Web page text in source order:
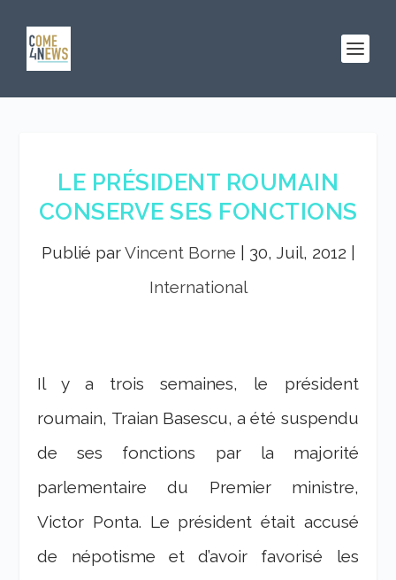
LE PRÉSIDENT ROUMAIN
CONSERVE SES FONCTIONS
Publié parVincent Borne 30, Juil, 2012
International
Il y a trois semaines, le président
roumain, Traian Basescu, a été suspendu
de ses fonctions par la majorité
parlementaire du Premier ministre,
Victor Ponta. Le président était accusé
de népotisme et d’avoir favorisé les